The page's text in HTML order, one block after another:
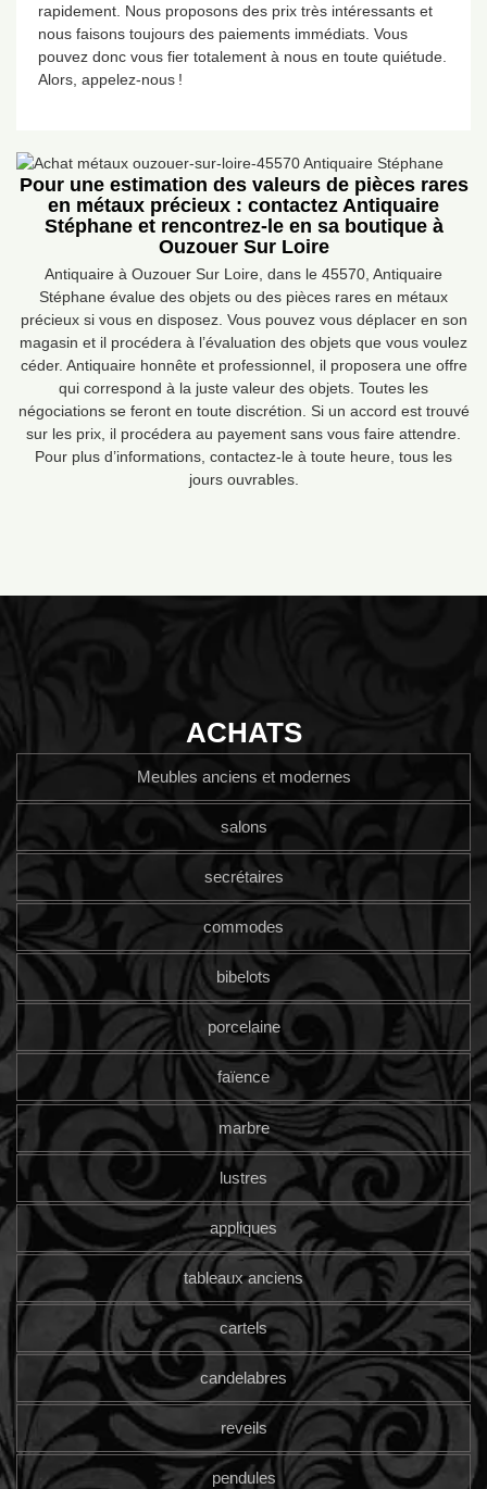
rapidement. Nous proposons des prix très intéressants et
nous faisons toujours des paiements immédiats. Vous
pouvez donc vous fier totalement à nous en toute quiétude.
Alors, appelez-nous !
Pour une estimation des valeurs de pièces rares
en métaux précieux : contactez Antiquaire
Stéphane et rencontrez-le en sa boutique à
Ouzouer Sur Loire
Antiquaire à Ouzouer Sur Loire, dans le 45570, Antiquaire
Stéphane évalue des objets ou des pièces rares en métaux
précieux si vous en disposez. Vous pouvez vous déplacer en son
magasin et il procédera à l’évaluation des objets que vous voulez
céder. Antiquaire honnête et professionnel, il proposera une offre
qui correspond à la juste valeur des objets. Toutes les
négociations se feront en toute discrétion. Si un accord est trouvé
sur les prix, il procédera au payement sans vous faire attendre.
Pour plus d’informations, contactez-le à toute heure, tous les
jours ouvrables.
ACHATS
Meubles anciens et modernes
salons
secrétaires
commodes
bibelots
porcelaine
faïence
marbre
lustres
appliques
tableaux anciens
cartels
candelabres
reveils
pendules